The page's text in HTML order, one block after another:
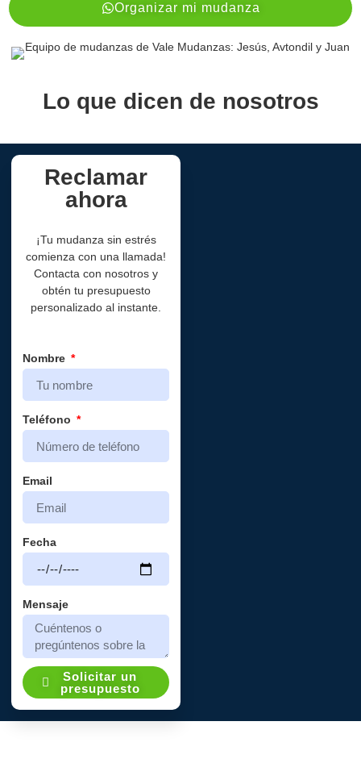
Organizar mi mudanza
Lo que dicen de nosotros
Reclamar
ahora
¡Tu mudanza sin estrés
comienza con una llamada!
Contacta con nosotros y
obtén tu presupuesto
personalizado al instante.
Nombre
Teléfono
Email
Fecha
Mensaje
Solicitar un
presupuesto